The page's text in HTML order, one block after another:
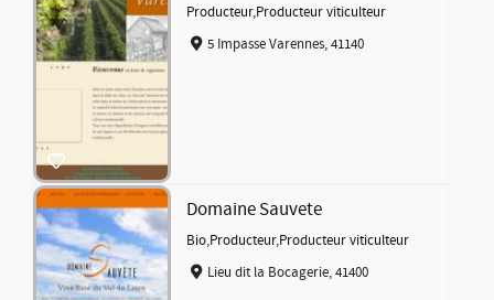
Producteur,Producteur viticulteur
5 Impasse Varennes, 41140
Domaine Sauvete
Bio,Producteur,Producteur viticulteur
Lieu dit la Bocagerie, 41400